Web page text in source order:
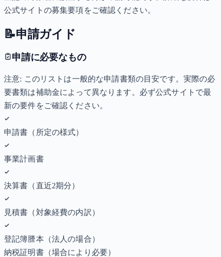
公式サイトの募集要項をご確認ください。
📝申請ガイド
申請に必要なもの
注意: このリストは一般的な申請書類の目安です。実際の必
要書類は補助金によって異なります。必ず公式サイトで最
新の要件をご確認ください。
申請書（所定の様式）
事業計画書
決算書（直近2期分）
見積書（対象経費の内訳）
登記簿謄本（法人の場合）
納税証明書（場合により必要）